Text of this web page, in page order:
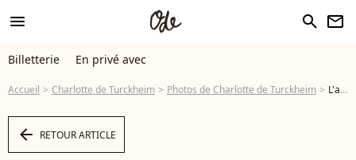
menu search newsletter
Billetterie En privé avec
Accueil Charlotte de Turckheim Photos de Charlotte de Turckheim L'actrice Charlotte de Turckheim le 2 juin 2013 à Roland Garros. - Photo
arrow_left RETOUR ARTICLE